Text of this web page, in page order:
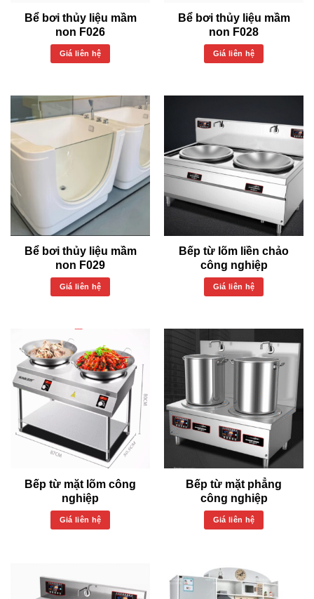
Bể bơi thủy liệu mầm
non F026
Giá liên hệ
Bể bơi thủy liệu mầm
non F028
Giá liên hệ
Bể bơi thủy liệu mầm
non F029
Giá liên hệ
Bếp từ lõm liền chảo
công nghiệp
Giá liên hệ
Bếp từ mặt lõm công
nghiệp
Giá liên hệ
Bếp từ mặt phẳng
công nghiệp
Giá liên hệ